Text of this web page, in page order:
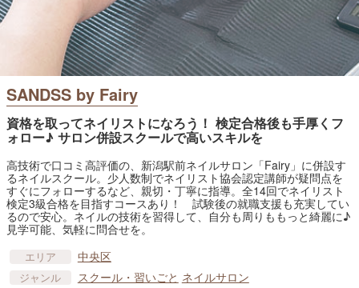
SANDSS by Fairy
資格を取ってネイリストになろう！ 検定合格後も手厚くフ
ォロー♪ サロン併設スクールで高いスキルを
高技術で口コミ高評価の、新潟駅前ネイルサロン「Fairy」に併設す
るネイルスクール。少人数制でネイリスト協会認定講師が疑問点を
すぐにフォローするなど、親切・丁寧に指導。全14回でネイリスト
検定3級合格を目指すコースあり！ 試験後の就職支援も充実してい
るので安心。ネイルの技術を習得して、自分も周りももっと綺麗に♪
見学可能、気軽に問合せを。
エリア 中央区
ジャンル スクール・習いごと ネイルサロン